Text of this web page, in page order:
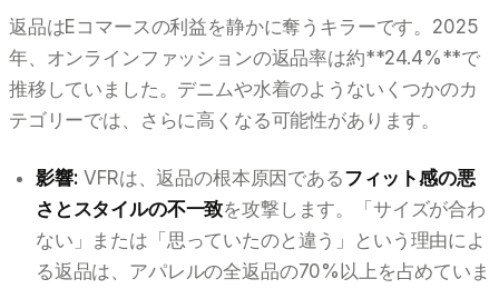
返品はEコマースの利益を静かに奪うキラーです。2025
年、オンラインファッションの返品率は約**24.4%**で
推移していました。デニムや水着のようないくつかのカ
テゴリーでは、さらに高くなる可能性があります。
影響: VFRは、返品の根本原因であるフィット感の悪
さとスタイルの不一致を攻撃します。「サイズが合わ
ない」または「思っていたのと違う」という理由によ
る返品は、アパレルの全返品の70%以上を占めていま